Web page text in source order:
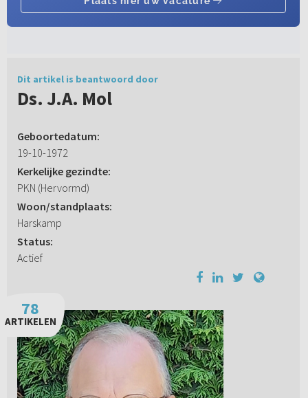
Dit artikel is beantwoord door
Ds. J.A. Mol
Geboortedatum:
19-10-1972
Kerkelijke gezindte:
PKN (Hervormd)
Woon/standplaats:
Harskamp
Status:
Actief
78
ARTIKELEN